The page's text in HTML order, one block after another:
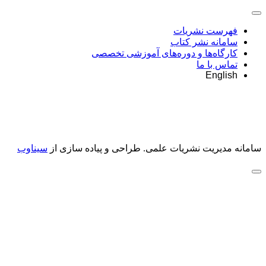
فهرست نشریات
سامانه نشر کتاب
کارگاه‌ها و دوره‌های آموزشی تخصصی
تماس با ما
English
سامانه مدیریت نشریات علمی. طراحی و پیاده سازی از سیناوب